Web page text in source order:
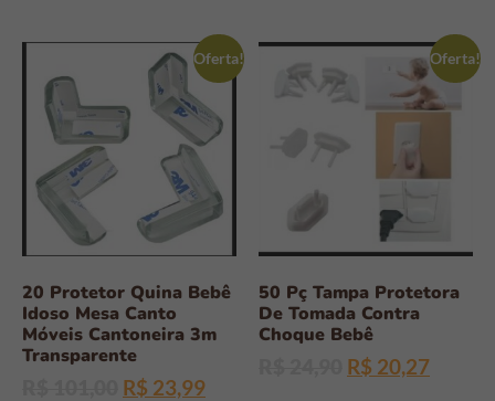
Oferta!
20 Protetor Quina Bebê
Idoso Mesa Canto
Móveis Cantoneira 3m
Transparente
R$ 23,99
Oferta!
50 Pç Tampa Protetora
De Tomada Contra
Choque Bebê
R$ 20,27